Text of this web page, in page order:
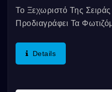
Το Ξεχωριστό Της
Προδιαγράφει Τα
Details